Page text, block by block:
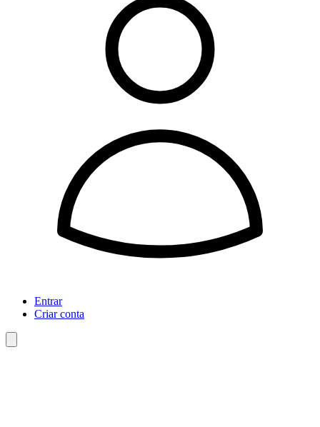
Entrar
Criar conta